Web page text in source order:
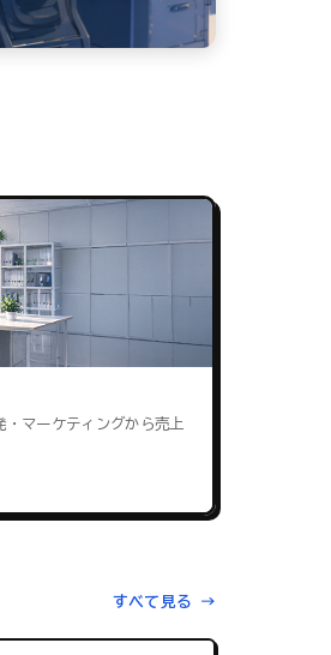
マーケティングから売上
すべて見る →